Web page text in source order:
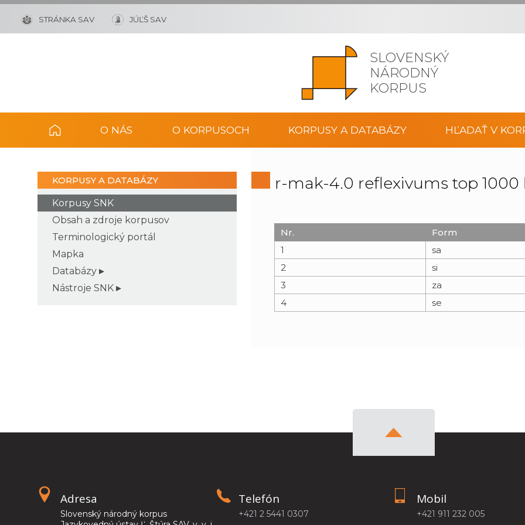
SLOVENSKÝ
NÁRODNÝ
KORPUS
STRÁNKA SAV JÚĽŠ SAV
O NÁS O KORPUSOCH KORPUSY A DATABÁZY HĽADAŤ V
KORPUSY A DATABÁZY
Korpusy SNK
Obsah a zdroje korpusov
Terminologický portál
Mapka
Databázy
Nástroje SNK
r-mak-4.0 reflexivums top
Nr. Form
1
sa
2
si
3
za
4
se
Adresa
Slovenský národný korpus
Telefón
+421 2 5441 0307
Mobil
+421 911 232 005